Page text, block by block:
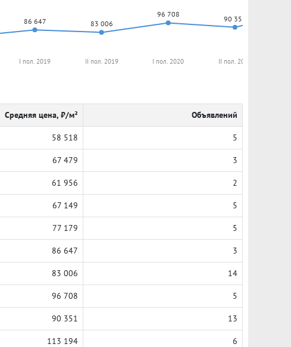
86 647 83 006
96 708 90 351
I пол. 2019 II пол. 2019 I пол. 2020 II пол. 2020
Средняя цена, ₽/м² Объявлений
58 518 5
67 479 3
61 956 2
67 149 5
77 179 5
86 647 3
83 006 14
96 708 5
90 351 13
113 194 6